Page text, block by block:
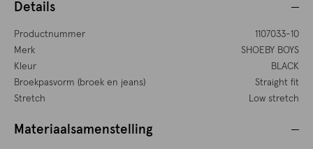
Details
Productnummer
1107033-10
Merk
SHOEBY BOYS
Kleur
BLACK
Broekpasvorm (broek en jeans)
Straight fit
Stretch
Low stretch
Materiaalsamenstelling